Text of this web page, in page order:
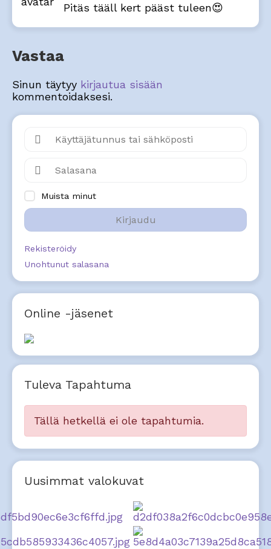
Muista minut
Kirjaudu
Rekisteröidy
Unohtunut salasana
Online -jäsenet
Tuleva Tapahtuma
Tällä hetkellä ei ole tapahtumia.
Uusimmat valokuvat
Pitäs tääll kert pääst tuleen😍
Vastaa
Sinun täytyy kirjautua sisään
kommentoidaksesi.